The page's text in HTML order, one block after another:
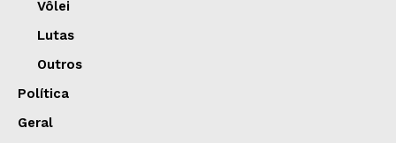
Vôlei
Lutas
Outros
Política
Geral